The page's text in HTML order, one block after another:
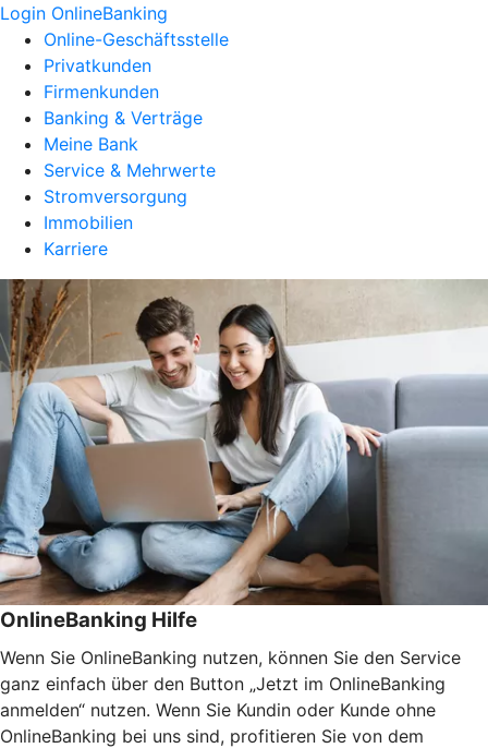
Login OnlineBanking
Online-Geschäftsstelle
Privatkunden
Firmenkunden
Banking & Verträge
Meine Bank
Service & Mehrwerte
Stromversorgung
Immobilien
Karriere
OnlineBanking Hilfe
Wenn Sie OnlineBanking nutzen, können Sie den Service
ganz einfach über den Button „Jetzt im OnlineBanking
anmelden“ nutzen. Wenn Sie Kundin oder Kunde ohne
OnlineBanking bei uns sind, profitieren Sie von dem